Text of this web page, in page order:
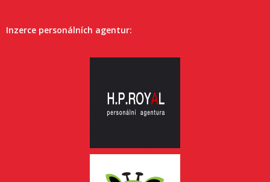
Inzerce personálních agentur: